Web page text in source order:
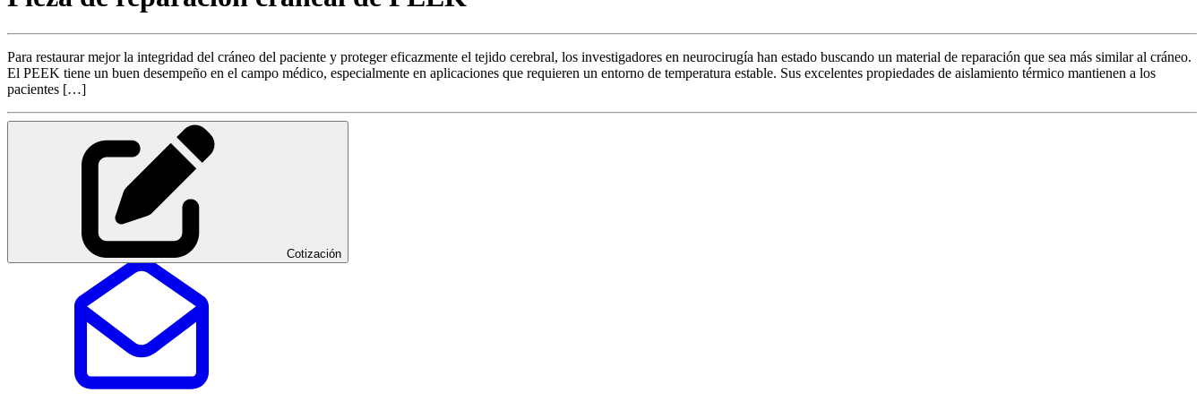
Para restaurar mejor la integridad del cráneo del paciente y proteger eficazmente el tejido cerebral, los investigadores en neurocirugía han estado buscando un material de reparación que sea más similar al cráneo.
El PEEK tiene un buen desempeño en el campo médico, especialmente en aplicaciones que requieren un entorno de temperatura estable. Sus excelentes propiedades de aislamiento térmico mantienen a los
pacientes […]
Cotización